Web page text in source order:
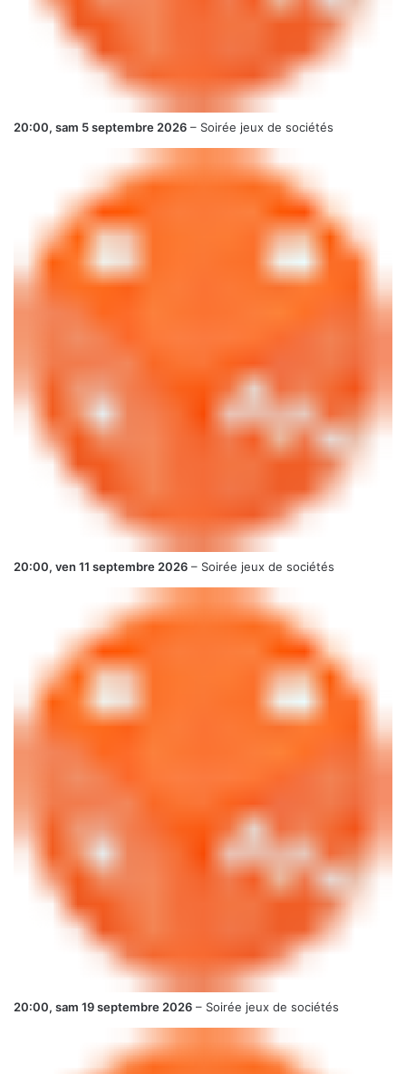
20:00, sam 5 septembre 2026 – Soirée jeux de sociétés
20:00, ven 11 septembre 2026 – Soirée jeux de sociétés
20:00, sam 19 septembre 2026 – Soirée jeux de sociétés